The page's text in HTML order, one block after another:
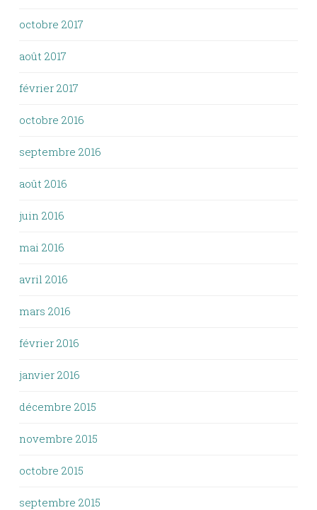
octobre 2017
août 2017
février 2017
octobre 2016
septembre 2016
août 2016
juin 2016
mai 2016
avril 2016
mars 2016
février 2016
janvier 2016
décembre 2015
novembre 2015
octobre 2015
septembre 2015